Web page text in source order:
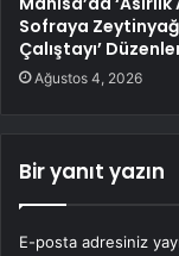
Sofraya
Çalıştayı’
Ağustos 4, 2026
Bir yanıt yazın
E-posta adresiniz